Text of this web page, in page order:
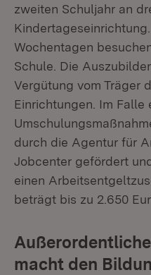
zweiten Schuljahr an
Wochentagen
Schule. Die
Vergütung vom Träger
Einrichtungen. Im Falle
durch die Agentur für
Jobcenter gefördert
einen
beträgt bis zu 2.650
macht den